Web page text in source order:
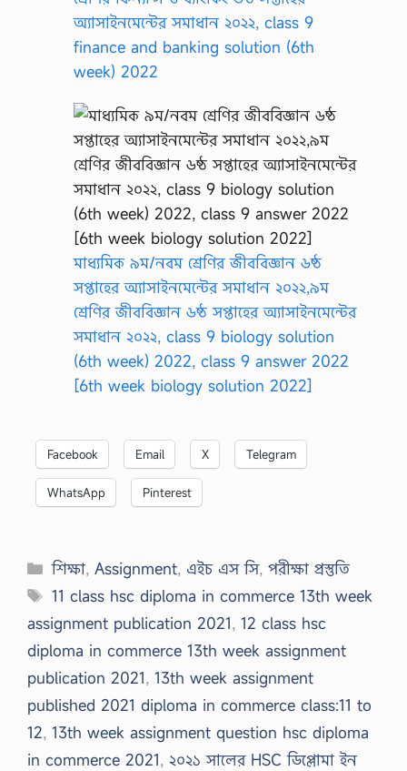
অ্যাসাইনমেন্টের সমাধান ২০২২, class 9
finance and banking solution (6th
week) 2022
মাধ্যমিক ৯ম/নবম শ্রেণির জীববিজ্ঞান ৬ষ্ঠ
সপ্তাহের অ্যাসাইনমেন্টের সমাধান ২০২২,৯ম
শ্রেণির জীববিজ্ঞান ৬ষ্ঠ সপ্তাহের অ্যাসাইনমেন্টের
সমাধান ২০২২, class 9 biology solution
(6th week) 2022, class 9 answer 2022
[6th week biology solution 2022]
Facebook Email X Telegram
WhatsApp Pinterest
Categories
শিক্ষা,Assignment, এইচ এস সি,পরীক্ষা প্রস্তুতি
Tags
11 class hsc diploma in commerce 13th week
assignment publication 2021, 12 class hsc
diploma in commerce 13th week assignment
publication 2021, 13th week assignment
published 2021 diploma in commerce class:11 to
12, 13th week assignment question hsc diploma
in commerce 2021, ২০২১ সালের HSC ডিপ্লোমা ইন